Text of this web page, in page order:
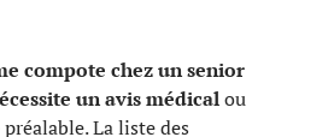
compote chez un senior
un avis médicalou
La liste des